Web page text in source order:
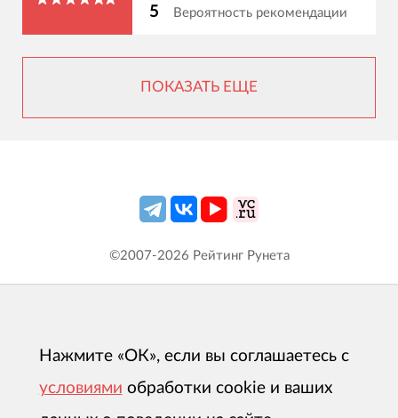
5 Вероятность рекомендации
ПОКАЗАТЬ ЕЩЕ
©2007-2026 Рейтинг Рунета
Нажмите «ОК», если вы соглашаетесь с
условиями обработки cookie и ваших